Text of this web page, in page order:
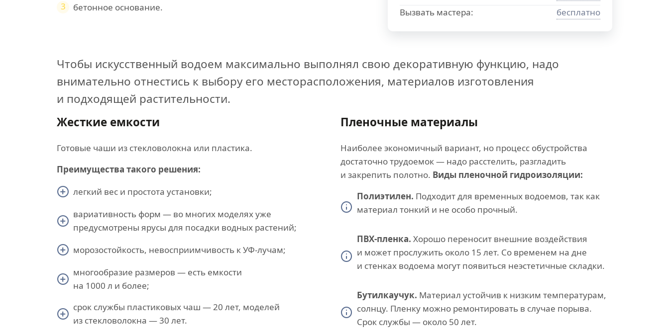
3
бетонное основание.
Вызвать мастера:
бесплатно
Чтобы искусственный водоем максимально выполнял свою декоративную функцию, надо
внимательно отнестись к выбору его месторасположения, материалов изготовления
и подходящей растительности.
Жесткие емкости
Готовые чаши из стекловолокна или пластика.
Преимущества такого решения:
легкий вес и простота установки;
вариативность форм — во многих моделях уже
предусмотрены ярусы для посадки водных растений;
морозостойкость, невосприимчивость к УФ-лучам;
многообразие размеров — есть емкости
на 1000 л и более;
срок службы пластиковых чаш — 20 лет, моделей
из стекловолокна — 30 лет.
Пленочные материалы
Наиболее экономичный вариант, но процесс обустройства
достаточно трудоемок — надо расстелить, разгладить
и закрепить полотно. Виды пленочной гидроизоляции:
Полиэтилен. Подходит для временных водоемов, так как
материал тонкий и не особо прочный.
ПВХ-пленка. Хорошо переносит внешние воздействия
и может прослужить около 15 лет. Со временем на дне
и стенках водоема могут появиться неэстетичные складки.
Бутилкаучук. Материал устойчив к низким температурам,
солнцу. Пленку можно ремонтировать в случае порыва.
Срок службы — около 50 лет.